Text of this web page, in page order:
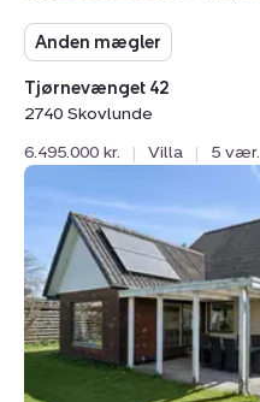
Anden mægler
Tjørnevænget 42
2740 Skovlunde
6.495.000 kr.
| Villa | 5 vær.
Dyrehegnet
2740
Skovlunde